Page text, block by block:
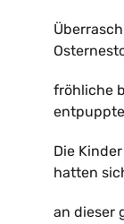
fröhliche
Die
hatten
an dieser